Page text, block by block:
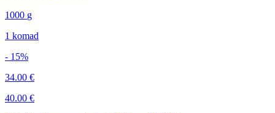
1000 g
1 komad
- 15%
34.00 €
40.00 €